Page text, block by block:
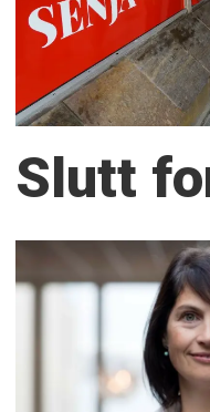
Slutt